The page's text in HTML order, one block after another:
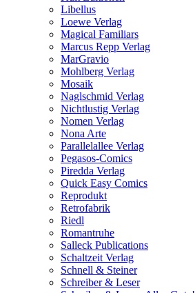
Libellus
Loewe Verlag
Magical Familiars
Marcus Repp Verlag
MarGravio
Mohlberg Verlag
Mosaik
Naglschmid Verlag
Nichtlustig Verlag
Nomen Verlag
Nona Arte
Parallelallee Verlag
Pegasos-Comics
Piredda Verlag
Quick Easy Comics
Reprodukt
Retrofabrik
Riedl
Romantruhe
Salleck Publications
Schaltzeit Verlag
Schnell & Steiner
Schreiber & Leser